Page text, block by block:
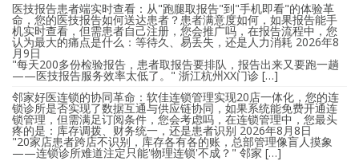
医技报告患者端实时查看：从"跑腿取报告"到"手机即看"的体验革
命，您的医技报告如何送达患者？患者满意度如何，如果报告能手
机实时查看，但需患者自己注册，您会推广吗，在报告流程中，您
认为最大的痛点是什么：等待久、易丢失，还是人力消耗 2026年8
月9日
"每天200多份检验报告，患者取报告要排队，报告出来又要跑一趟
——医技报告服务效率太低了。" 浙江杭州XX门诊 […]
邻家好医连锁的协同革命：软佳连锁管理实现20店一体化，您的连
锁诊所是否实现了数据互通与供应链协同，如果系统能免费开通连
锁管理，但需满足订阅条件，您会考虑吗，在连锁管理中，您最头
疼的是：库存调拨、财务统一，还是患者识别 2026年8月8日
"20家店患者跨店不识别，库存各有各的账，总部管理像盲人摸象
——连锁诊所难道注定只能'物理连锁'不成？" 邻家 […]